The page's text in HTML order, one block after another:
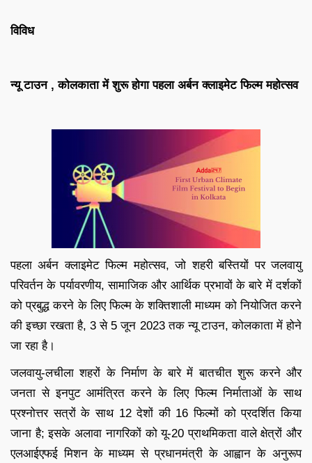
विविध
न्यू टाउन , कोलकाता में शुरू होगा पहला अर्बन क्लाइमेट फिल्म महोत्सव
पहला अर्बन क्लाइमेट फिल्म महोत्सव, जो शहरी बस्तियों पर जलवायु
परिवर्तन के पर्यावरणीय, सामाजिक और आर्थिक प्रभावों के बारे में दर्शकों
को प्रबुद्ध करने के लिए फिल्म के शक्तिशाली माध्यम को नियोजित करने
की इच्छा रखता है, 3 से 5 जून 2023 तक न्यू टाउन, कोलकाता में होने
जा रहा है।
जलवायु-लचीला शहरों के निर्माण के बारे में बातचीत शुरू करने और
जनता से इनपुट आमंत्रित करने के लिए फिल्म निर्माताओं के साथ
प्रश्नोत्तर सत्रों के साथ 12 देशों की 16 फिल्मों को प्रदर्शित किया
जाना है; इसके अलावा नागरिकों को यू-20 प्राथमिकता वाले क्षेत्रों और
एलआईएफई मिशन के माध्यम से प्रधानमंत्री के आह्वान के अनुरूप